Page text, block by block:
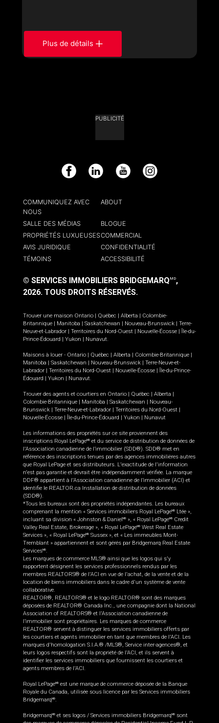
Plus de détails
PUBLICITÉ
Facebook LinkedIn YouTube Instagram
COMMUNIQUEZ AVEC
NOUS
ABOUT
SALLE DES MÉDIAS
BLOGUE
PROPRIÉTÉS LUXUEUSESCOMMERCIAL
AVIS JURIDIQUE
CONFIDENTIALITÉ
TÉMOINS
ACCESSIBILITÉ
© SERVICES IMMOBILIERS BRIDGEMARQ MD,
2026. TOUS DROITS RÉSERVÉS.
Trouver une maison Ontario Québec Alberta
Colombie-
Britannique
Manitoba Saskatchewan Nouveau-Brunswick
Terre-
Neuve-et-Labrador
Territoires du Nord-Ouest Nouvelle-Écosse
Île-du-
Prince-Édouard
Yukon Nunavut.
Maisons à louer - Ontario Québec Alberta Colombie-Britannique
Manitoba
Saskatchewan Nouveau-Brunswick
Terre-Neuve-et-
Labrador
Territoires du Nord-Ouest Nouvelle-Écosse
Île-du-Prince-
Édouard
Yukon Nunavut.
Trouver des agents et courtiers en Ontario Québec Alberta
Colombie-Britannique
Manitoba Saskatchewan
Nouveau-
Brunswick
Terre-Neuve-et-Labrador Territoires du Nord-Ouest
Nouvelle-Écosse
Île-du-Prince-Édouard Yukon Nunavut
Les informations des propriétés sur ce site proviennent des
inscriptions Royal LePageMD et du service de distribution de données de
l'Association canadienne de l’immobilier (SDD®). SDD® met en
référence des inscriptions tenues par des agences immobilières autres
que Royal LePage et ses distributeurs. L'exactitude de l'information
n'est pas garantie et devrait être indépendamment vérifiée. La marque
DDF® appartient à l'Association canadienne de l’immobilier (ACI) et
identifie le REALTOR.ca Installation de distribution de données
(SDD®).
*Tous les bureaux sont des propriétés indépendantes. Les bureaux
comprenant la mention « Services immobiliers Royal LePageMD
Ltée »,
incluant sa division « Johnston & Daniel MD », « Royal LePageMD
Credit
Valley Real Estate, Brokerage », « Royal LePageMD West Real Estate
Services », « Royal LePageMD Sussex », et « Les immeubles Mont-
Tremblant » appartiennent et sont gérés par Bridgemarq Real Estate
ServicesMD.
Les marques de commerce MLS® ainsi que les logos qui s'y
rapportent désignent les services professionnels rendus par les
membres REALTORS® de l'ACI en vue de l'achat, de la vente et de la
location de biens immobiliers dans le cadre d'un système de vente
collaborative.
REALTOR®, REALTORS® et le logo REALTOR® sont des marques
déposées de REALTOR® Canada Inc., une compagnie dont la National
Association of REALTORS® et l'Association canadienne de
l’immobilier sont propriétaires. Les marques de commerce
REALTOR® servent à distinguer les services immobiliers offerts par
les courtiers et agents immobilier en tant que membres de l'ACI. Les
marques d'homologation S.I.A.® /MLS®, Service inter-agences®, et
leurs logos respectifs sont la propriété de l'ACI, et ils servent à
identifier les services immobiliers que fournissent les courtiers et
agents membres de l'ACI.
Royal LePageMD est une marque de commerce déposée de la Banque
Royale du Canada, utilisée sous licence par les Services immobiliers
BridgemarqMD.
BridgemarqMD et ses logos / Services immobiliers BridgemarqMD
sont